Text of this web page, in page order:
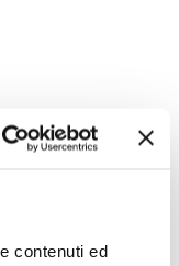
contenuti ed